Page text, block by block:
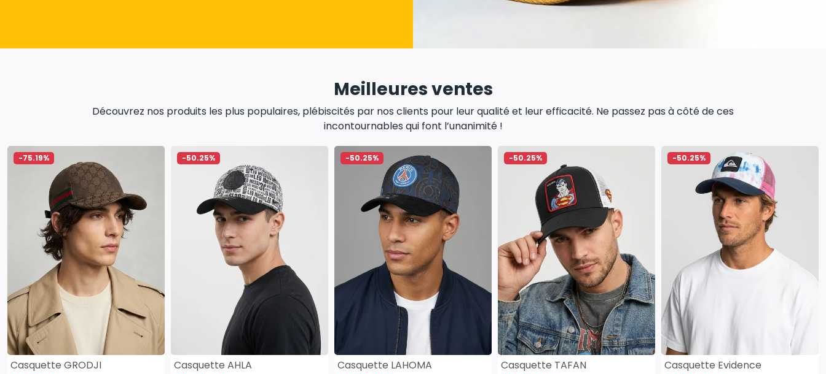
Meilleures ventes
Découvrez nos produits les plus populaires, plébiscités par nos clients pour leur qualité et leur efficacité. Ne passez pas à côté de ces
incontournables qui font l’unanimité !
-75.19%
Casquette GRODJI
-50.25%
Casquette AHLA
-50.25%
Casquette LAHOMA
-50.25%
Casquette TAFAN
-50.25%
Casquette Evidence